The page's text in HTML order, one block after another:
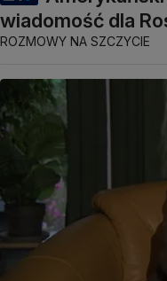
wiadomość dla
ROZMOWY NA SZCZYCIE